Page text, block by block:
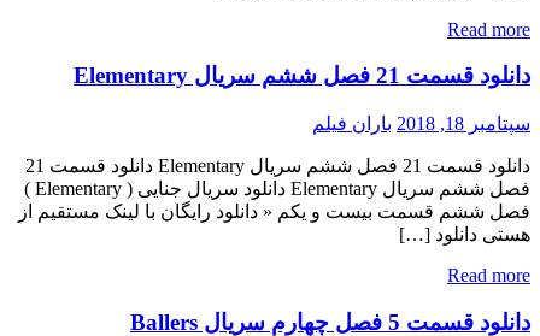
Read more
دانلود قسمت 21 فصل ششم سریال Elementary
سپتامبر 18, 2018 باران فیلم
دانلود قسمت 21 فصل ششم سریال Elementary دانلود قسمت 21
فصل ششم سریال Elementary دانلود سریال جنایی ( Elementary )
فصل ششم قسمت بیست و یکم « دانلود رایگان با لینک مستقیم از
هستی دانلود […]
Read more
دانلود قسمت 5 فصل چهارم سریال Ballers